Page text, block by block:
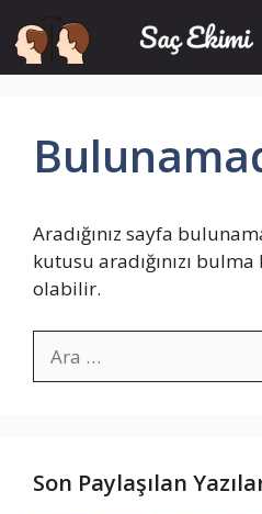
İçeriğe
atla
Aradığınız sayfa
kutusu aradığınızı
olabilir.
ara
Son Paylaşılan